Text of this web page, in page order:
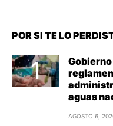
POR SI TE LO
aguas
AGOSTO 6,